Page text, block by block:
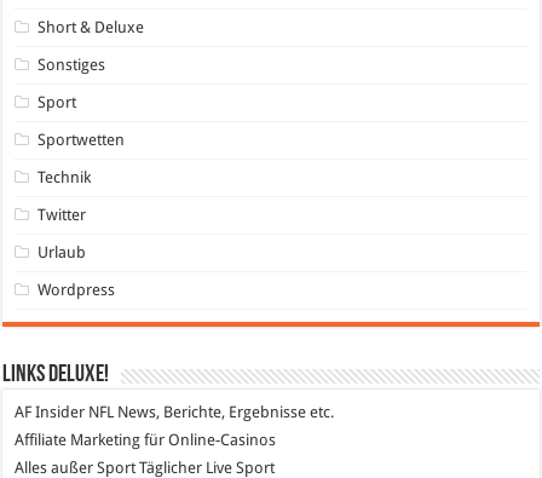
Short & Deluxe
Sonstiges
Sport
Sportwetten
Technik
Twitter
Urlaub
Wordpress
Links DeLuXe!
AF Insider NFL News, Berichte, Ergebnisse etc.
Affiliate Marketing für Online-Casinos
Alles außer SportTäglicher Live Sport